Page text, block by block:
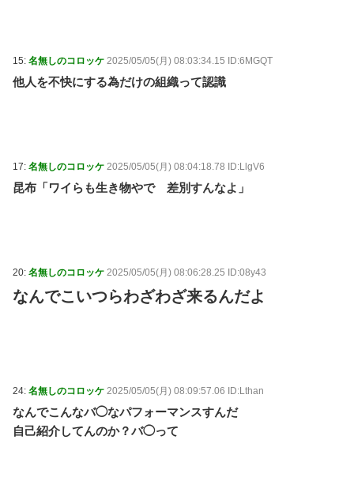
15: 名無しのコロッケ 2025/05/05(月) 08:03:34.15 ID:6MGQT
他人を不快にする為だけの組織って認識
17: 名無しのコロッケ 2025/05/05(月) 08:04:18.78 ID:LlgV6
昆布「ワイらも生き物やで 差別すんなよ」
20: 名無しのコロッケ 2025/05/05(月) 08:06:28.25 ID:08y43
なんでこいつらわざわざ来るんだよ
24: 名無しのコロッケ 2025/05/05(月) 08:09:57.06 ID:Lthan
なんでこんなバ◯なパフォーマンスすんだ
自己紹介してんのか？バ◯って